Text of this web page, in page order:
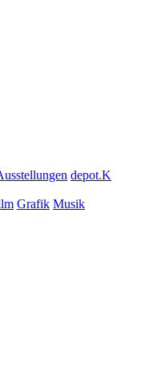
depot.K
Grafik Musik